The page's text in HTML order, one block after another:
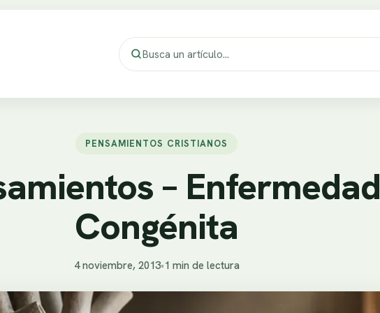
PENSAMIENTOS CRISTIANOS
– Enfermedad
Congénita
4 noviembre, 2013•1 min de lectura